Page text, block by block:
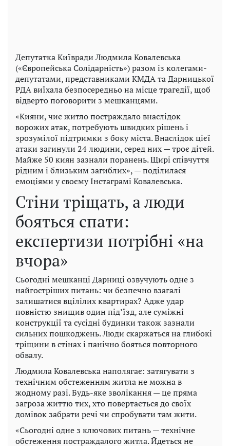
Депутатка Київради Людмила Ковалевська
(«Європейська Солідарність») разом із колегами-
депутатами, представниками КМДА та Дарницької
РДА виїхала безпосередньо на місце трагедії, щоб
відверто поговорити з мешканцями.
«Кияни, чиє житло постраждало внаслідок
ворожих атак, потребують швидких рішень і
зрозумілої підтримки з боку міста. Внаслідок цієї
атаки загинули 24 людини, серед них — троє дітей.
Майже 50 киян зазнали поранень. Щирі співчуття
рідним і близьким загиблих», — поділилася
емоціями у своєму Інстаграмі Ковалевська.
Стіни тріщать, а люди
бояться спати:
експертизи потрібні «на
вчора»
Сьогодні мешканці Дарниці озвучують одне з
найгостріших питань: чи безпечно взагалі
залишатися вцілілих квартирах? Адже удар
повністю знищив один під’їзд, але суміжні
конструкції та сусідні будинки також зазнали
сильних пошкоджень. Люди скаржаться на глибокі
тріщини в стінах і панічно бояться повторного
обвалу.
Людмила Ковалевська наполягає: затягувати з
технічним обстеженням житла не можна в
жодному разі. Будь-яке зволікання — це пряма
загроза життю тих, хто повертається до своїх
домівок забрати речі чи спробувати там жити.
«Сьогодні одне з ключових питань — технічне
обстеження постраждалого житла. Йдеться не